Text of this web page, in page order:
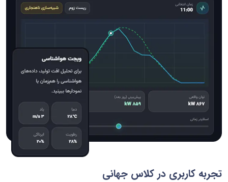
تجربه کاربری در کلاس جهانی